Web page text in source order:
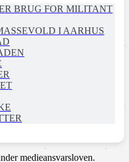
BRUG FOR MILITANT
I AARHUS
medieansvarsloven.